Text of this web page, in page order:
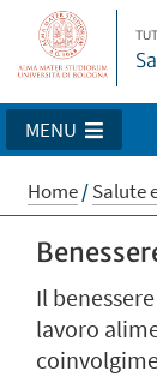
MENU
Home/Salute
Il
lavoro